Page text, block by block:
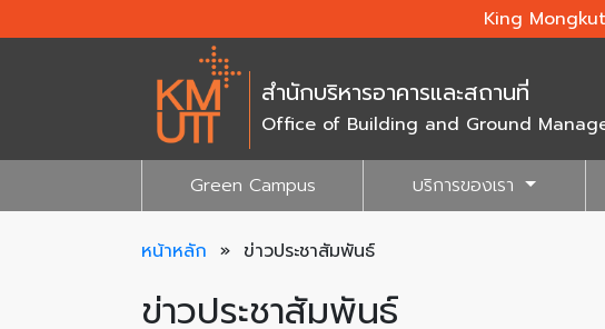
King
สำนักบริหารอาคารและสถานที่
Office of Building and Ground
Green Campus บริการของเรา
หน้าหลัก » ข่าวประชาสัมพันธ์
ข่าวประชาสัมพันธ์